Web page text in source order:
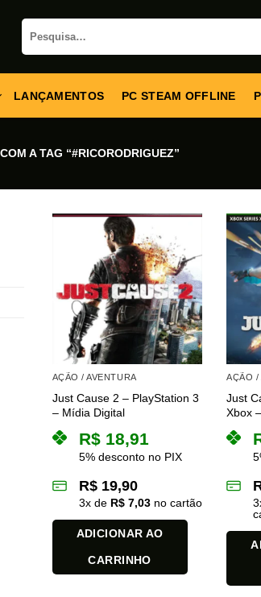
Pesquisar
por:
LANÇAMENTOS PC STEAM OFFLINE
A TAG “#RICORODRIGUEZ”
AÇÃO / AVENTURA
Just Cause 2 – PlayStation 3
– Mídia Digital
R$18,91
5% desconto no PIX
R$19,90
3x de R$7,03no cartão
ADICIONAR AO
CARRINHO
AÇÃO /
Just
Xbox
3